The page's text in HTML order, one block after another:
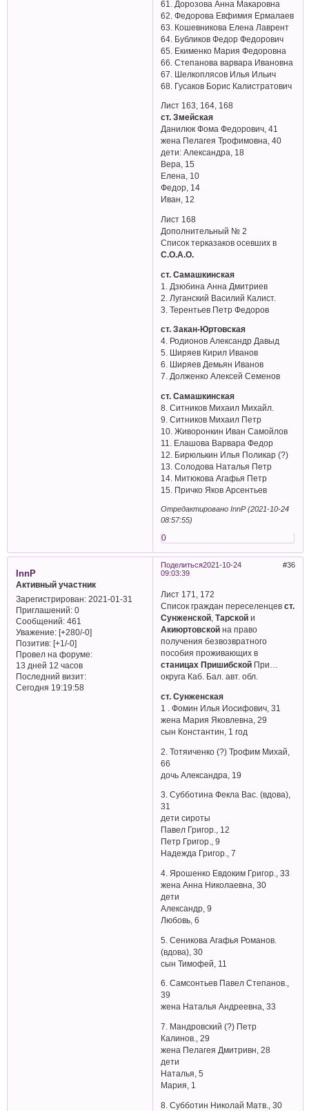
61. Дорозова Анна Макаровна
62. Федорова Евфимия Ермалаев
63. Кошевникова Елена Лаврент
64. Бубликов Федор Федорович
65. Екименко Мария Федоровна
66. Степанова варвара Ивановна
67. Шелкоплясов Илья Ильич
68. Гусаков Борис Калистратович
Лист 163, 164, 168
ст. Змейская
Данилюк Фома Федорович, 41
жена Пелагея Трофимовна, 40
дети: Александра, 18
Вера, 15
Елена, 10
Федор, 14
Иван, 12
Лист 168
Дополнительный № 2
Список терказаков осевших в
С.О.А.О.
ст. Самашкинская
1. Дзюбина Анна Дмитриев
2. Луганский Василий Калист.
3. Терентьев Петр Федоров
ст. Закан-Юртовская
4. Родионов Александр Давыд
5. Ширяев Кирил Иванов
6. Ширяев Демьян Иванов
7. Долженко Алексей Семенов
ст. Самашкинская
8. Ситников Михаил Михайл.
9. Ситников Михаил Петр
10. Живоронкин Иван Самойлов
11. Елашова Варвара Федор
12. Бирюлькин Илья Поликар (?)
13. Солодова Наталья Петр
14. Митюкова Агафья Петр
15. Причко Яков Арсентьев
Отредактировано InnP (2021-10-24
08:57:55)
0
Поделиться 36
2021-10-24
09:03:39
InnP
Активный участник
Зарегистрирован: 2021-01-31
Приглашений:0
Сообщений:461
Уважение: [+280/-0]
Позитив: [+1/-0]
Провел на форуме:
13 дней 12 часов
Последний визит:
Сегодня 19:19:58
Лист 171, 172
Список граждан переселенцевст.
Сунженской ,Тарскойи
Акиюртовскойна право
получения безвозвратного
пособия проживающих в
станицах Пришибской При…
округа Каб. Бал. авт. обл.
ст. Сунженская
1 . Фомин Илья Иосифович, 31
жена Мария Яковлевна, 29
сын Константин, 1 год
2. Тотяиченко (?) Трофим Михай,
66
дочь Александра, 19
3. Субботина Фекла Вас. (вдова),
31
дети сироты
Павел Григор., 12
Петр Григор., 9
Надежда Григор., 7
4. Ярошенко Евдоким Григор., 33
жена Анна Николаевна, 30
дети
Александр, 9
Любовь, 6
5. Сеникова Агафья Романов.
(вдова), 30
сын Тимофей, 11
6. Самсонтьев Павел Степанов.,
39
жена Наталья Андреевна, 33
7. Мандровский (?) Петр
Калинов., 29
жена Пелагея Дмитривн, 28
дети
Наталья, 5
Мария, 1
8. Субботин Николай Матв., 30